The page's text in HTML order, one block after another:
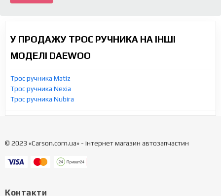
У ПРОДАЖУ ТРОС РУЧНИКА НА ІНШІ
МОДЕЛІ DAEWOO
Трос ручника Matiz
Трос ручника Nexia
Трос ручника Nubira
© 2023 «Carson.com.ua» - інтернет магазин автозапчастин
Контакти